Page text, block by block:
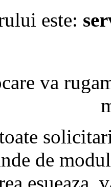
este:
va
de